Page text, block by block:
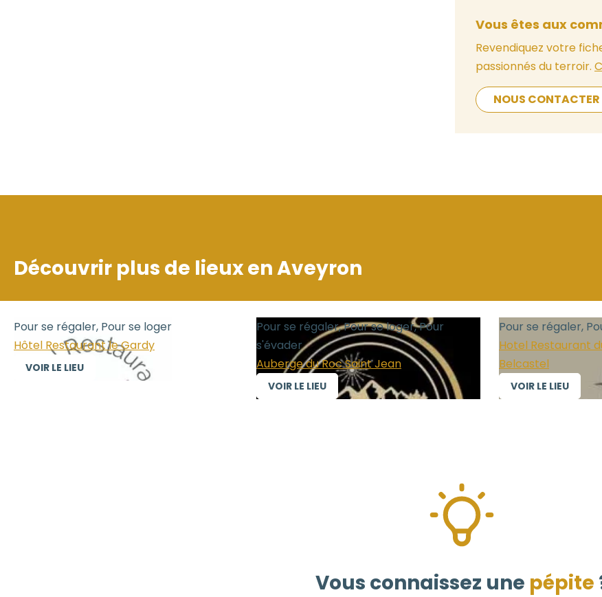
Vous êtes aux
Revendiquez votre
passionnés du terroir.
NOUS CONTACTER
Découvrir plus de lieux enAveyron
Pour se régaler, Pour se loger
Hôtel Restaurant le Gardy
VOIR LE LIEU
Pour se régaler, Pour se loger, Pour
s'évader
Auberge du Roc Saint Jean
VOIR LE LIEU
Pour se régaler,
Hotel Restaurant
Belcastel
VOIR LE LIEU
Vous connaissez une pépite